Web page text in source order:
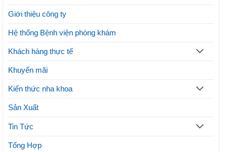
mỹ
Giới thiệu công ty
Hệ thống Bệnh viện phòng khám
Khách hàng thực tế
Khuyến mãi
Kiến thức nha khoa
Sản Xuất
Tin Tức
Tổng Hợp